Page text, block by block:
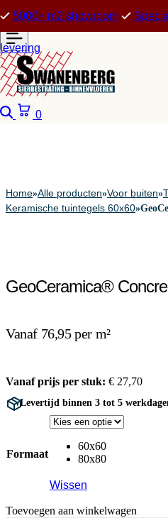
5000+ m2 showroom
levering
Zoeken
0
Home»Alle producten»Voor buiten»
Keramische tuintegels 60x60»
GeoCeramica®
Vanaf 76,95 per m²
Vanaf prijs per stuk: € 27,70
Levertijd binnen 3 tot 5
Formaat
60x60
80x80
Wissen
Toevoegen aan winkelwagen